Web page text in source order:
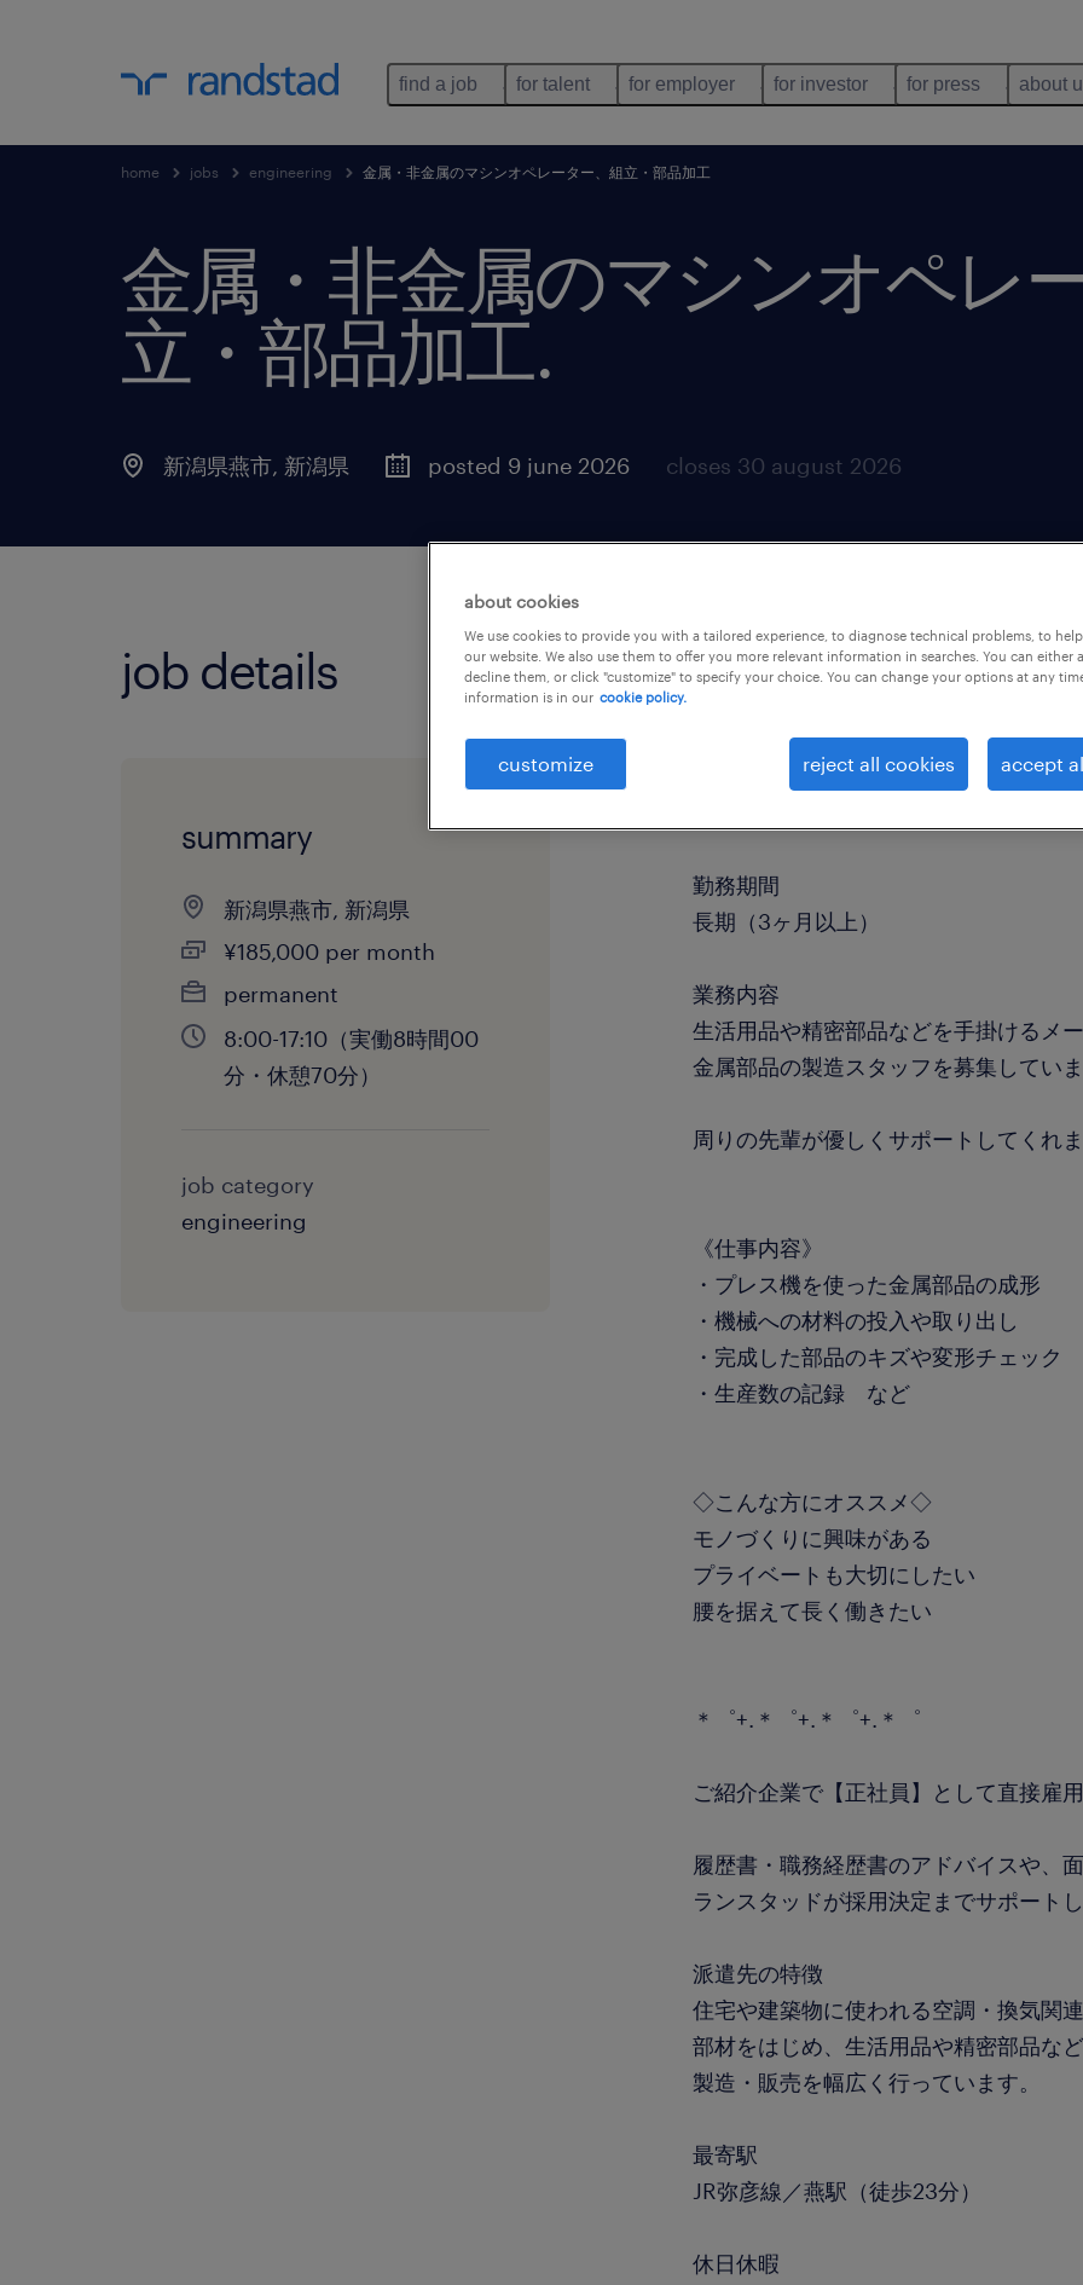
find a job for talent for employer for investor for press about
home jobs engineering 金属・非金属のマシンオペレーター、組立・部品加工
金属・非金属のマシンオペレ
立・部品加工.
新潟県燕市, 新潟県 posted 9 june 2026 closes 30 august 2026
job details
summary
新潟県燕市, 新潟県
¥185,000 per month
permanent
8:00-17:10（実働8時間00
分・休憩70分）
job category
engineering
勤務期間
長期（3ヶ月以上）
業務内容
生活用品や精密部品などを手掛けるメ
金属部品の製造スタッフを募集してい
周りの先輩が優しくサポートしてくれ
《仕事内容》
・プレス機を使った金属部品の成形
・機械への材料の投入や取り出し
・完成した部品のキズや変形チェック
・生産数の記録 など
◇こんな方にオススメ◇
モノづくりに興味がある
プライベートも大切にしたい
腰を据えて長く働きたい
＊゜+.＊゜+.＊゜+.＊゜
ご紹介企業で【正社員】として直接雇
履歴書・職務経歴書のアドバイスや、
ランスタッドが採用決定までサポート
派遣先の特徴
住宅や建築物に使われる空調・換気関
部材をはじめ、生活用品や精密部品な
製造・販売を幅広く行っています。
最寄駅
JR弥彦線／燕駅（徒歩23分）
休日休暇
about cookies
We use cookies to provide you with a tailored experience, to diagnose technical problems, to
our website. We also use them to offer you more relevant information in searches. You can either
decline them, or click "customize" to specify your choice. You can change your options at any
information is in our cookie policy.
customize reject all cookies accept